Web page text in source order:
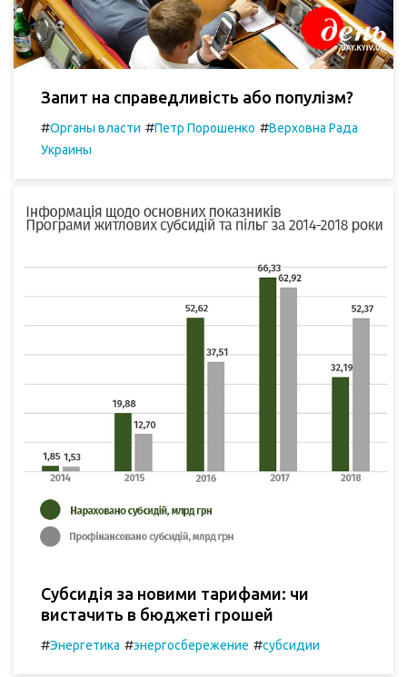
Запит на справедливість або популізм?
#Органы власти #Петр Порошенко #Верховна Рада
Украины
Субсидія за новими тарифами: чи
вистачить в бюджеті грошей
#Энергетика #энергосбережение #субсидии